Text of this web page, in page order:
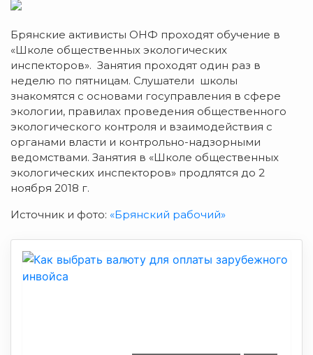
Брянские активисты ОНФ проходят обучение в
«Школе общественных экологических
инспекторов». Занятия проходят один раз в
неделю по пятницам. Слушатели школы
знакомятся с основами госуправления в сфере
экологии, правилах проведения общественного
экологического контроля и взаимодействия с
органами власти и контрольно-надзорными
ведомствами. Занятия в «Школе общественных
экологических инспекторов» продлятся до 2
ноября 2018 г.
Источник и фото: «Брянский рабочий»